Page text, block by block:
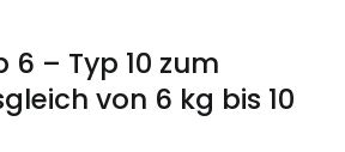
6 – Typ 10 zum
von 6 kg bis 10